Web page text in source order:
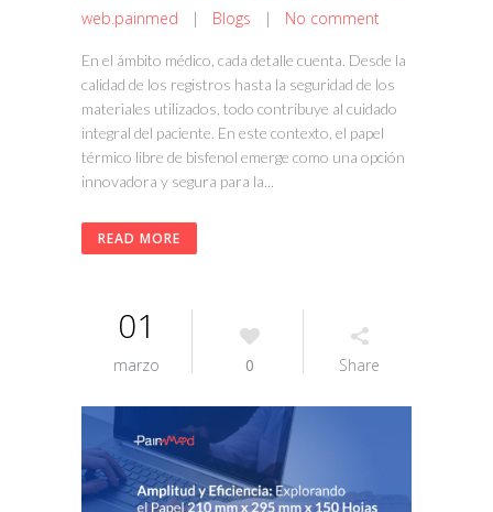
web.painmed | Blogs | No comment
En el ámbito médico, cada detalle cuenta. Desde la
calidad de los registros hasta la seguridad de los
materiales utilizados, todo contribuye al cuidado
integral del paciente. En este contexto, el papel
térmico libre de bisfenol emerge como una opción
innovadora y segura para la...
READ MORE
01
marzo 0 Share